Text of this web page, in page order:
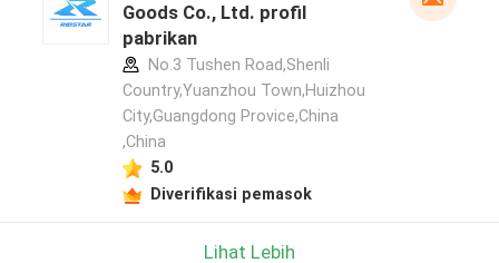
Goods Co., Ltd. profil
pabrikan
No.3 Tushen Road,Shenli
Country,Yuanzhou Town,Huizhou
City,Guangdong Provice,China
,China
5.0
Diverifikasi pemasok
Lihat Lebih